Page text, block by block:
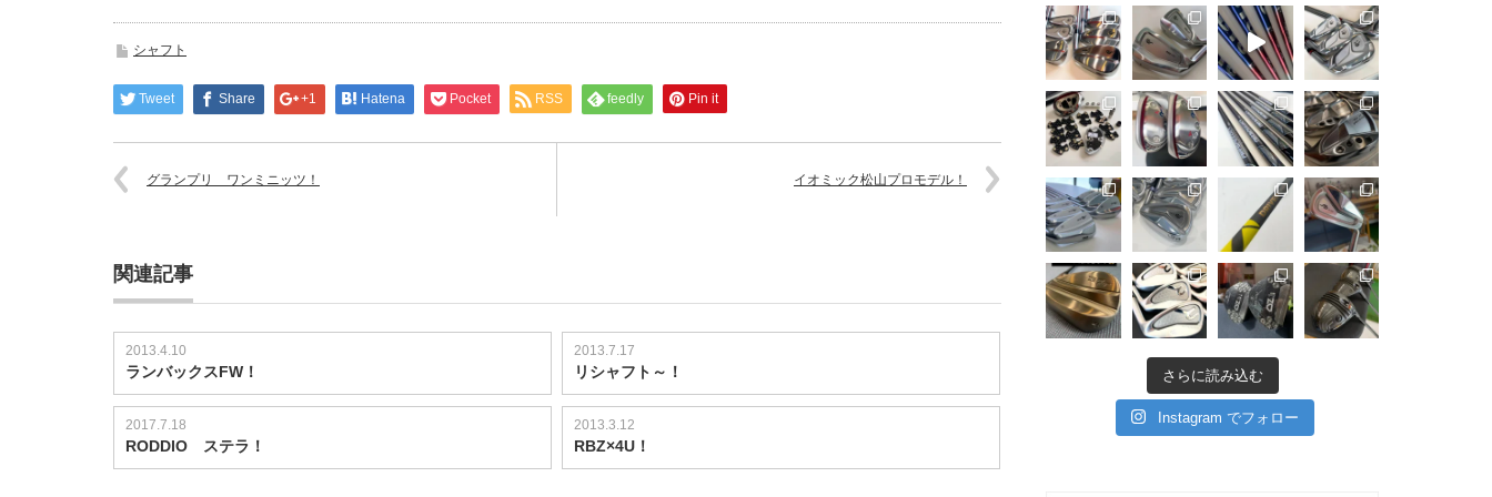
シャフト
Tweet Share +1 Hatena Pocket RSS feedly Pin it
グランプリ ワンミニッツ！ イオミック松山プロモデル！
関連記事
2013.4.10
ランバックスFW！
2013.7.17
リシャフト～！
2017.7.18
RODDIO ステラ！
2013.3.12
RBZ×4U！
さらに読み込む
Instagram でフォロー